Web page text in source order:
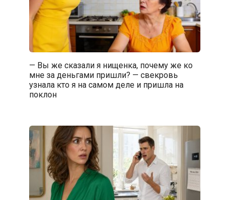
— Вы же сказали я нищенка, почему же ко
мне за деньгами пришли? — свекровь
узнала кто я на самом деле и пришла на
поклон